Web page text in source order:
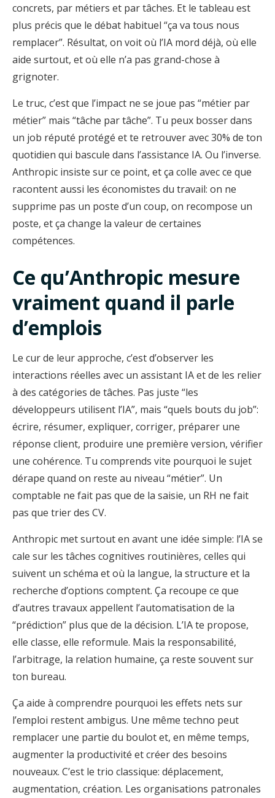
concrets, par métiers et par tâches. Et le tableau est
plus précis que le débat habituel “ça va tous nous
remplacer”. Résultat, on voit où l’IA mord déjà, où elle
aide surtout, et où elle n’a pas grand-chose à
grignoter.
Le truc, c’est que l’impact ne se joue pas “métier par
métier” mais “tâche par tâche”. Tu peux bosser dans
un job réputé protégé et te retrouver avec 30% de ton
quotidien qui bascule dans l’assistance IA. Ou l’inverse.
Anthropic insiste sur ce point, et ça colle avec ce que
racontent aussi les économistes du travail: on ne
supprime pas un poste d’un coup, on recompose un
poste, et ça change la valeur de certaines
compétences.
Ce qu’Anthropic mesure
vraiment quand il parle
d’emplois
Le cur de leur approche, c’est d’observer les
interactions réelles avec un assistant IA et de les relier
à des catégories de tâches. Pas juste “les
développeurs utilisent l’IA”, mais “quels bouts du job”:
écrire, résumer, expliquer, corriger, préparer une
réponse client, produire une première version, vérifier
une cohérence. Tu comprends vite pourquoi le sujet
dérape quand on reste au niveau “métier”. Un
comptable ne fait pas que de la saisie, un RH ne fait
pas que trier des CV.
Anthropic met surtout en avant une idée simple: l’IA se
cale sur les tâches cognitives routinières, celles qui
suivent un schéma et où la langue, la structure et la
recherche d’options comptent. Ça recoupe ce que
d’autres travaux appellent l’automatisation de la
“prédiction” plus que de la décision. L’IA te propose,
elle classe, elle reformule. Mais la responsabilité,
l’arbitrage, la relation humaine, ça reste souvent sur
ton bureau.
Ça aide à comprendre pourquoi les effets nets sur
l’emploi restent ambigus. Une même techno peut
remplacer une partie du boulot et, en même temps,
augmenter la productivité et créer des besoins
nouveaux. C’est le trio classique: déplacement,
augmentation, création. Les organisations patronales